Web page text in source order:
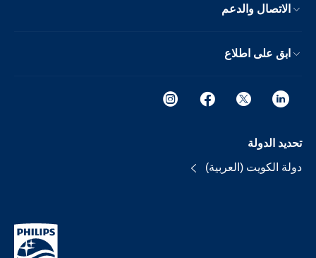
الاتصال والدعم
ابق على اطلاع
تحديد الدولة
دولة الكويت (العربية)